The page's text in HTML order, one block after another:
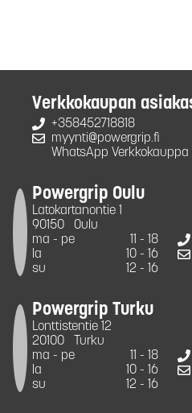
Verkkokaupan
+358452718818
myynti@powergrip.fi
WhatsApp Verkkokauppa
Powergrip Oulu
Latokartanontie 1
90150
Oulu
ma - pe
11 - 18
la
10 - 16
su
12 - 16
Powergrip Turku
Lonttistentie 12
20100
Turku
ma - pe
11 - 18
la
10 - 16
su
12 - 16